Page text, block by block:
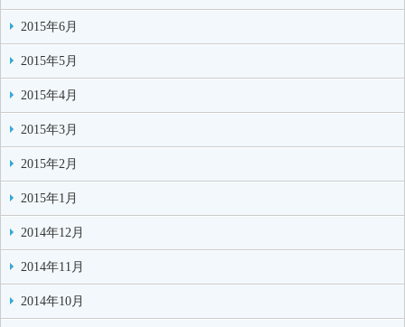
2015年6月
2015年5月
2015年4月
2015年3月
2015年2月
2015年1月
2014年12月
2014年11月
2014年10月